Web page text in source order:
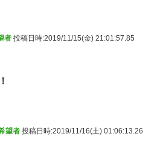
者 投稿日時:2019/11/15(金) 21:01:57.85
望者 投稿日時:2019/11/16(土) 01:06:13.26